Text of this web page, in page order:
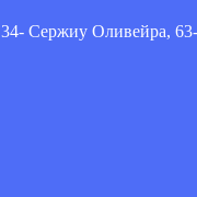
Сержиу Оливейра,